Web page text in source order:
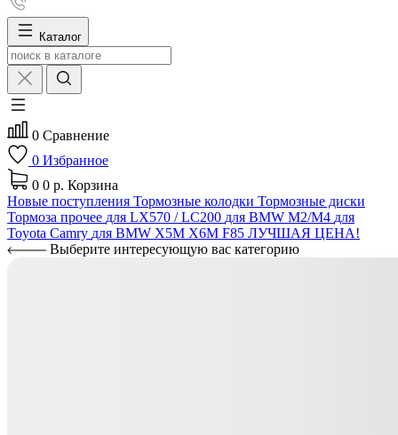
Каталог
0 Сравнение
0 Избранное
0 0 р. Корзина
Новые поступления Тормозные колодки Тормозные диски
Тормоза прочее для LX570 / LC200 для BMW M2/M4 для
Toyota Camry для BMW X5M X6M F85 ЛУЧШАЯ ЦЕНА!
Выберите интересующую вас категорию